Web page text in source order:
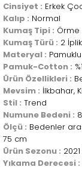
Cinsiyet : Erkek
Kalıp : Normal
Kumaş Tipi : Örme
Kumaş Türü : 2 İplik
Materyal : Pamuklu
Pamuk-Cotton :
Ürün Özellikleri :
Mevsim : İlkbahar,
Stil : Trend
Numune Bedeni :
Ölçü : Bedenler
75 cm
Ürün Sezonu :
Yıkama Derecesi :